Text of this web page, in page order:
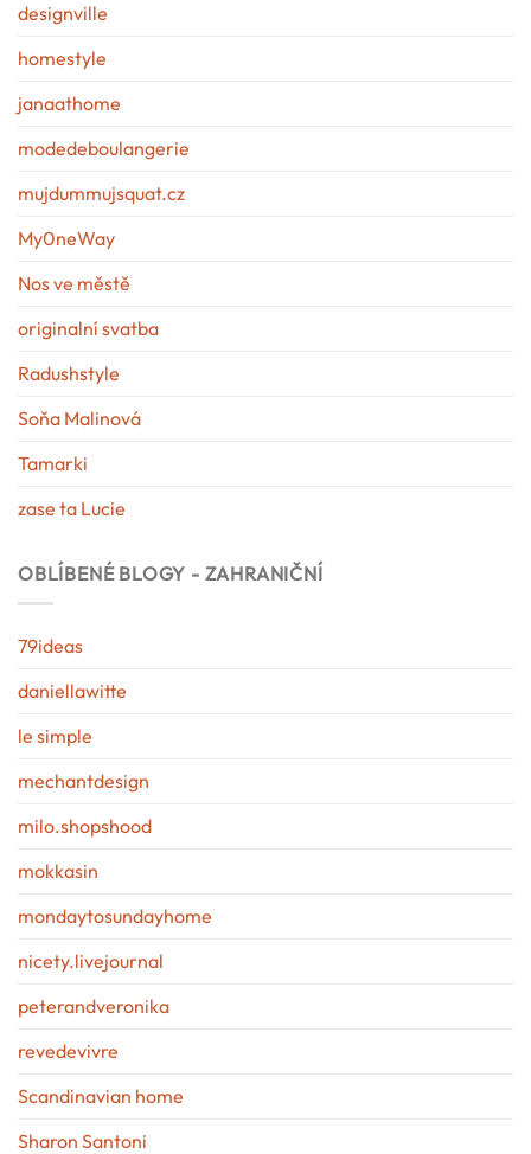
designville
homestyle
janaathome
modedeboulangerie
mujdummujsquat.cz
My0neWay
Nos ve městě
originalní svatba
Radushstyle
Soňa Malinová
Tamarki
zase ta Lucie
OBLÍBENÉ BLOGY - ZAHRANIČNÍ
79ideas
daniellawitte
le simple
mechantdesign
milo.shopshood
mokkasin
mondaytosundayhome
nicety.livejournal
peterandveronika
revedevivre
Scandinavian home
Sharon Santoni